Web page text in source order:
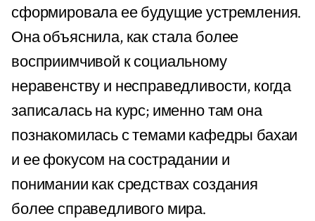
сформировала ее будущие устремления.
Она объяснила, как стала более
восприимчивой к социальному
неравенству и несправедливости, когда
записалась на курс; именно там она
познакомилась с темами кафедры бахаи
и ее фокусом на сострадании и
понимании как средствах создания
более справедливого мира.